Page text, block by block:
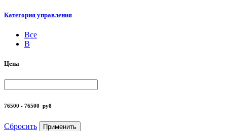
Категория управления
Все
B
Цена
76500 - 76500 руб
Сбросить Применить